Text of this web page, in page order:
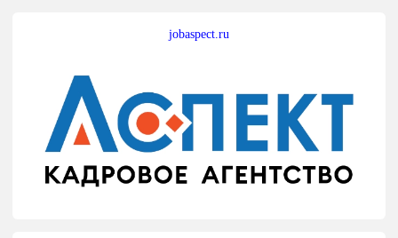
jobaspect.ru